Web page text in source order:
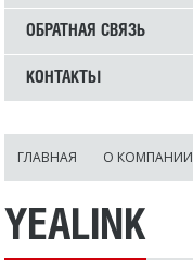
ОБРАТНАЯ СВЯЗЬ
КОНТАКТЫ
ГЛАВНАЯ О КОМПАНИИ
YEALINK